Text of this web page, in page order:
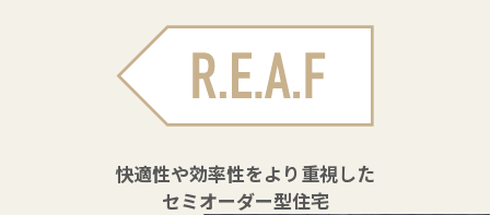
快適性や効率性をより重視した
セミオーダー型住宅